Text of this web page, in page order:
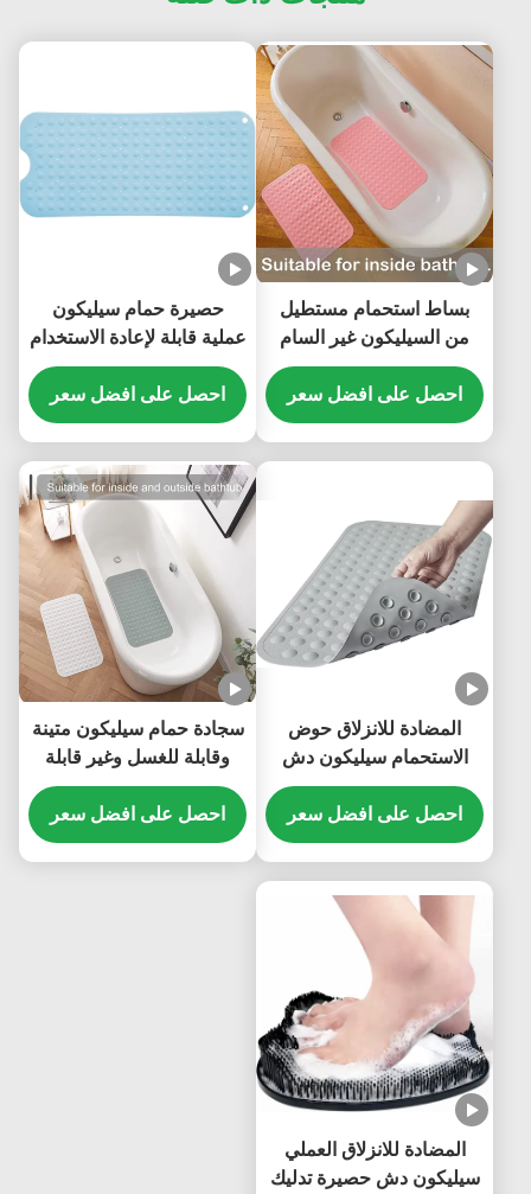
بساط استحمام مستطيل
من السيليكون غير السام
لتدليك القدم عديم الرائحة
احصل على افضل سعر
حصيرة حمام سيليكون
عملية قابلة لإعادة الاستخدام
، حصيرة شفط خفيفة الوزن
للاستحمام
احصل على افضل سعر
المضادة للانزلاق حوض
الاستحمام سيليكون دش
حصيرة غير مؤذية للماء دائم
احصل على افضل سعر
سجادة حمام سيليكون متينة
وقابلة للغسل وغير قابلة
للانزلاق للحمام مستطيلة
الشكل
احصل على افضل سعر
المضادة للانزلاق العملي
سيليكون دش حصيرة تدليك